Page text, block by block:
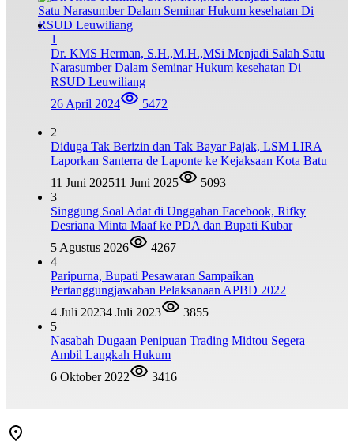
1
Dr. KMS Herman, S.H.,M.H.,MSi Menjadi Salah Satu
Narasumber Dalam Seminar Hukum kesehatan Di
RSUD Leuwiliang
26 April 2024
5472
2
Diduga Tak Berizin dan Tak Bayar Pajak, LSM LIRA
Laporkan Santerra de Laponte ke Kejaksaan Kota Batu
11 Juni 202511 Juni 2025
5093
3
Singgung Soal Adat di Unggahan Facebook, Rifky
Desriana Minta Maaf ke PDA dan Bupati Kubar
5 Agustus 2026
4267
4
Paripurna, Bupati Pesawaran Sampaikan
Pertanggungjawaban Pelaksanaan APBD 2022
4 Juli 20234 Juli 2023
3855
5
Nasabah Dugaan Penipuan Trading Midtou Segera
Ambil Langkah Hukum
6 Oktober 2022
3416